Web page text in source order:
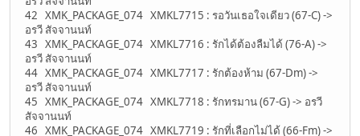
42 XMK_PACKAGE_074 XMKL7715 : รอวันเธอใจเดียว (67-C) ->
อรวี สัจจานนท์
43 XMK_PACKAGE_074 XMKL7716 : รักได้ต้องลืมได้ (76-A) ->
อรวี สัจจานนท์
44 XMK_PACKAGE_074 XMKL7717 : รักต้องห้าม (67-Dm) ->
อรวี สัจจานนท์
45 XMK_PACKAGE_074 XMKL7718 : รักทรมาน (67-G) -> อรวี
สัจจานนท์
46 XMK_PACKAGE_074 XMKL7719 : รักที่เลือกไม่ได้ (66-Fm) ->